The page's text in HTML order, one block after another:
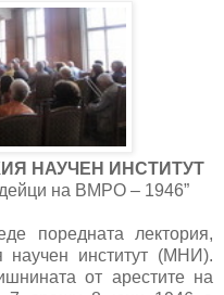
НАУЧЕН ИНСТИТУТ
на ВМРО – 1946”
поредната лектория,
научен институт (МНИ).
от арестите на